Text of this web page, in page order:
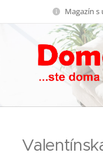
Magazín